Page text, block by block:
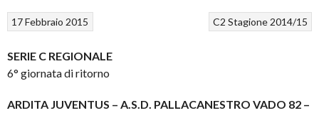
C2 Stagione 2014/15
17 Febbraio 2015
SERIE C REGIONALE
6° giornata di ritorno
ARDITA JUVENTUS – A.S.D. PALLACANESTRO VADO 82 –